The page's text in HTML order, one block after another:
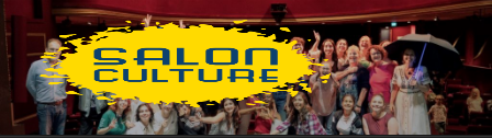
Aller
au
contenu
principal